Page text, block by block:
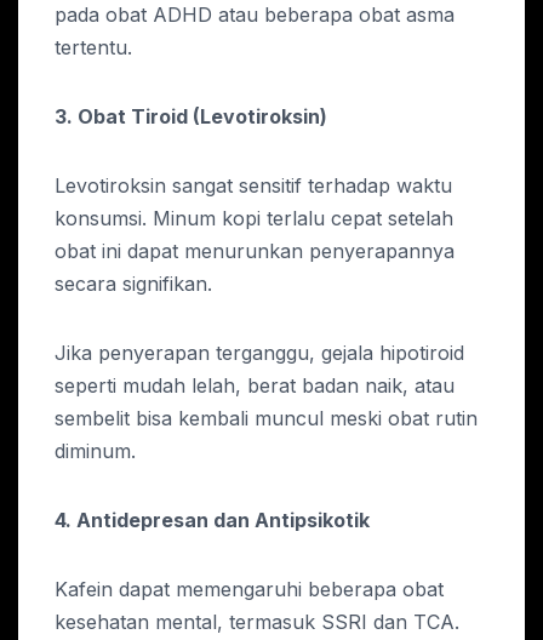
pada obat ADHD atau beberapa obat asma
tertentu.
3. Obat Tiroid (Levotiroksin)
Levotiroksin sangat sensitif terhadap waktu
konsumsi. Minum kopi terlalu cepat setelah
obat ini dapat menurunkan penyerapannya
secara signifikan.
Jika penyerapan terganggu, gejala hipotiroid
seperti mudah lelah, berat badan naik, atau
sembelit bisa kembali muncul meski obat rutin
diminum.
4. Antidepresan dan Antipsikotik
Kafein dapat memengaruhi beberapa obat
kesehatan mental, termasuk SSRI dan TCA.